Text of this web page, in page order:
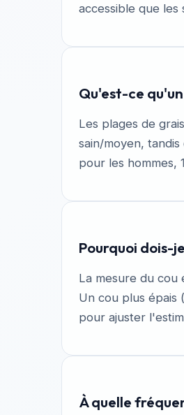
accessible que les
Qu'est-ce
Les plages de
sain/moyen,
pour les hommes,
Pourquoi dois-
La mesure du cou
Un cou plus épais
pour ajuster
À quelle